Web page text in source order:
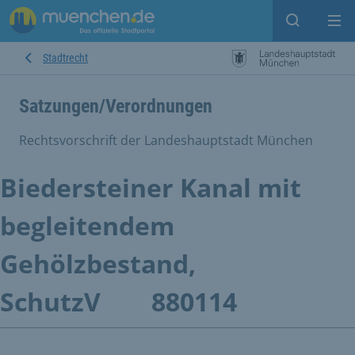
Suche
Stadtrecht
Satzungen/Verordnungen
Rechtsvorschrift der Landeshauptstadt München
Biedersteiner Kanal mit
begleitendem
Gehölzbestand,
SchutzV
880114